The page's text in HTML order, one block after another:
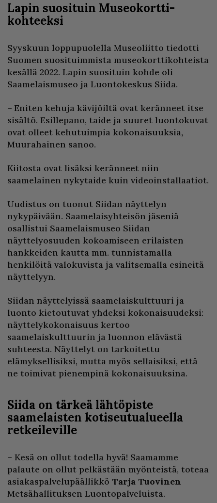
Lapin suosituin Museokortti-
kohteeksi
Syyskuun loppupuolella Museoliitto tiedotti
Suomen suosituimmista museokorttikohteista
kesällä 2022. Lapin suosituin kohde oli
Saamelaismuseo ja Luontokeskus Siida.
– Eniten kehuja kävijöiltä ovat keränneet itse
sisältö. Esillepano, taide ja suuret luontokuvat
ovat olleet kehutuimpia kokonaisuuksia,
Muurahainen sanoo.
Kiitosta ovat lisäksi keränneet niin
saamelainen nykytaide kuin videoinstallaatiot.
Uudistus on tuonut Siidan näyttelyn
nykypäivään. Saamelaisyhteisön jäseniä
osallistui Saamelaismuseo Siidan
näyttelyosuuden kokoamiseen erilaisten
hankkeiden kautta mm. tunnistamalla
henkilöitä valokuvista ja valitsemalla esineitä
näyttelyyn.
Siidan näyttelyissä saamelaiskulttuuri ja
luonto kietoutuvat yhdeksi kokonaisuudeksi:
näyttelykokonaisuus kertoo
saamelaiskulttuurin ja luonnon elävästä
suhteesta. Näyttelyt on tarkoitettu
elämyksellisiksi, mutta myös sellaisiksi, että
ne toimivat pienempinä kokonaisuuksina.
Siida on tärkeä lähtöpiste
saamelaisten kotiseutualueella
retkeileville
– Kesä on ollut todella hyvä! Saamamme
palaute on ollut pelkästään myönteistä, toteaa
asiakaspalvelupäällikkö Tarja Tuovinen
Metsähallituksen Luontopalveluista.